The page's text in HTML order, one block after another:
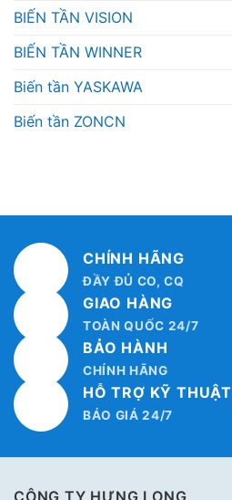
BIẾN TẦN VISION
BIẾN TẦN WINNER
Biến tần YASKAWA
Biến tần ZONCN
CHÍNH HÃNG
ĐẦY ĐỦ CO, CQ
GIAO HÀNG
TOÀN QUỐC 24/7
BẢO HÀNH
CHÍNH HÃNG
HỖ TRỢ KỸ THUẬT
BÁO GIÁ 24/7